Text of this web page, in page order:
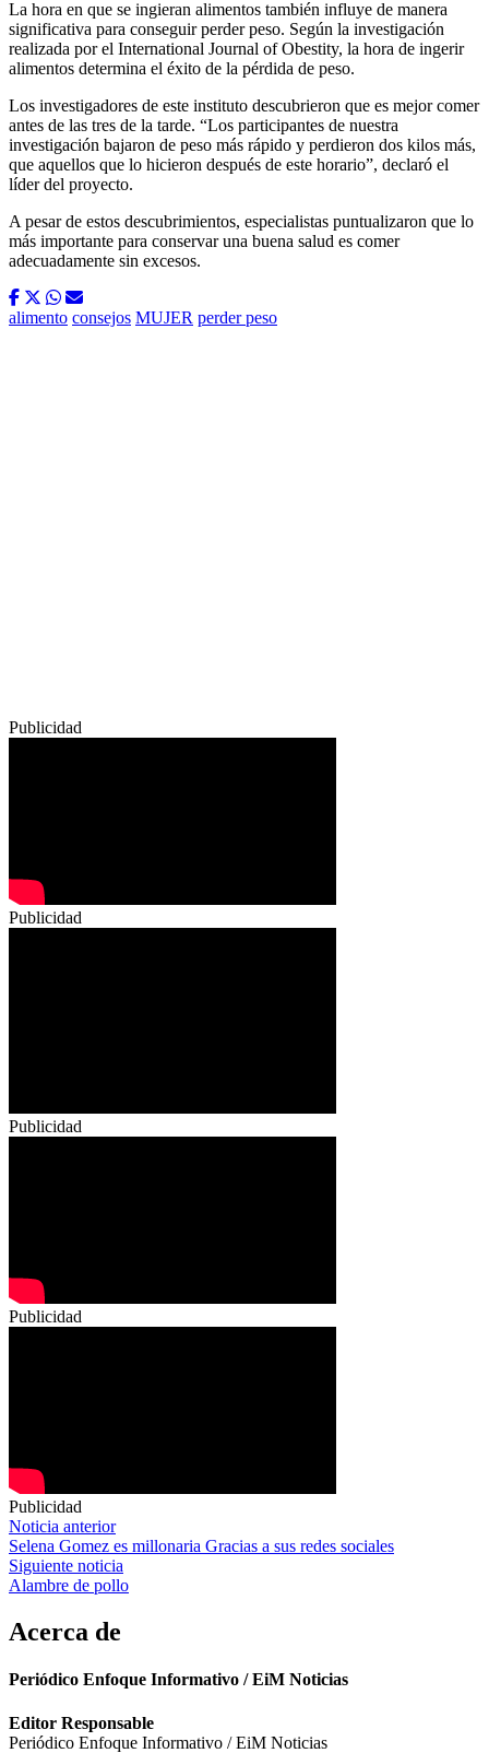
La hora en que se ingieran alimentos también influye de manera
significativa para conseguir perder peso. Según la investigación
realizada por el International Journal of Obestity, la hora de ingerir
alimentos determina el éxito de la pérdida de peso.
Los investigadores de este instituto descubrieron que es mejor comer
antes de las tres de la tarde. “Los participantes de nuestra
investigación bajaron de peso más rápido y perdieron dos kilos más,
que aquellos que lo hicieron después de este horario”, declaró el
líder del proyecto.
A pesar de estos descubrimientos, especialistas puntualizaron que lo
más importante para conservar una buena salud es comer
adecuadamente sin excesos.
alimento consejos MUJER perder peso
Publicidad
Publicidad
Publicidad
Publicidad
Publicidad
Navegación
de
entradas
Noticia anterior
Selena Gomez es millonaria Gracias a sus redes sociales
Siguiente noticia
Alambre de pollo
Acerca de
Periódico Enfoque Informativo / EiM Noticias
Editor Responsable
Periódico Enfoque Informativo / EiM Noticias